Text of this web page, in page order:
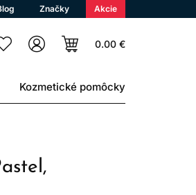
Značky Akcie
0.00 €
Kozmetické pomôcky